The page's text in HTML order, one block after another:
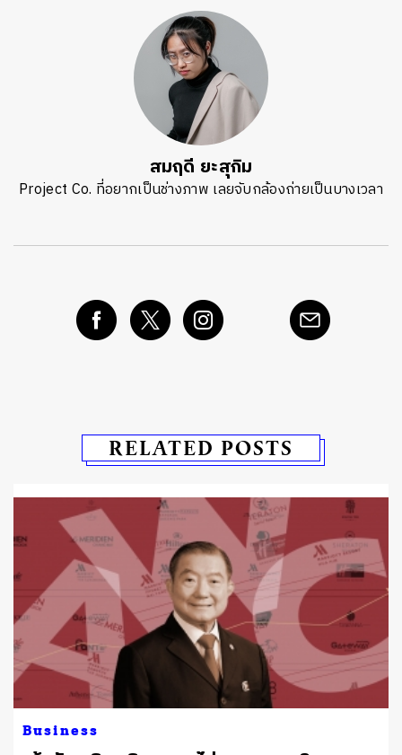
สมฤดี ยะสุกิม
Project Co. ที่อยากเป็นช่างภาพ เลยจับกล้องถ่ายเป็นบางเวลา
RELATED POSTS
Business